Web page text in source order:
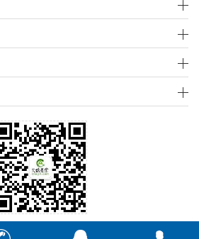
2002-2021 艾格农业 版权所有